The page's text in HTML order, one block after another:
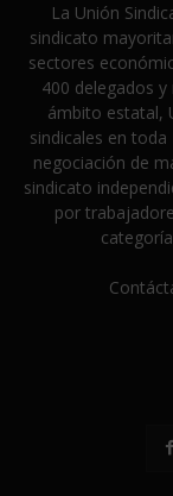
La Unión
sindicato
sectores
400 delegados y
ámbito estatal,
sindicales en
negociación de
sindicato
por